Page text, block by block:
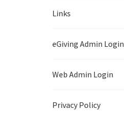
Links
eGiving Admin Login
Web Admin Login
Privacy Policy